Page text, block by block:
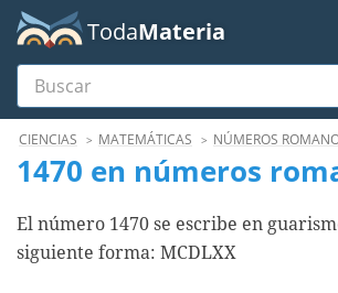
TodaMateria
Buscar
MenúCIENCIAS MATEMÁTICAS NÚMEROS
1470 en números
El número 1470 se escribe en
siguiente forma: MCDLXX